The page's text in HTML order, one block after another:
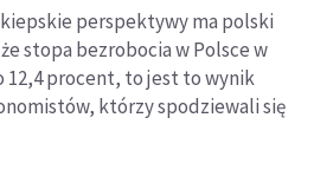
perspektywy ma polski
stopa bezrobocia w Polsce w
12,4 procent, to jest to wynik
którzy spodziewali się